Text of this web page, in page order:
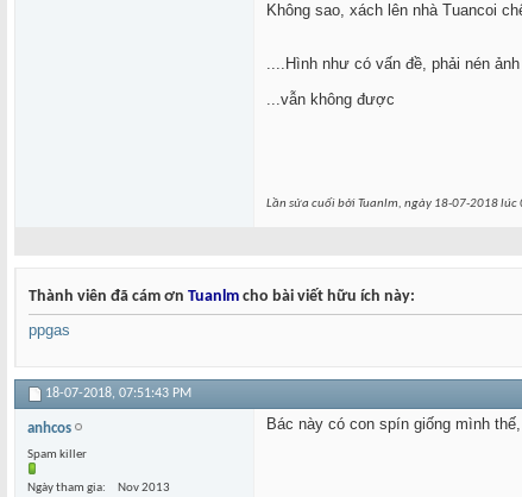
Không sao, xách lên nhà Tuancoi
....Hình như có vấn đề, phải nén
...vẫn không được
Lần sửa cuối bởi Tuanlm, ngày 18-07-2018 lúc
Thành viên đã cám ơn Tuanlm cho bài viết hữu ích này:
ppgas
18-07-2018, 07:51:43 PM
anhcos
Spam killer
Ngày tham gia
Nov 2013
Bác này có con spín giống mình